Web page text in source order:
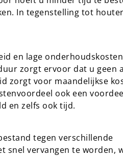
In tegenstelling tot
en lage
zorgt ervoor dat u geen
zorgt voor maandelijkse
ook een
en zelfs ook tijd.
tegen verschillende
snel vervangen te worden,